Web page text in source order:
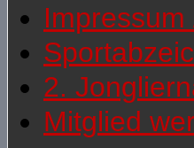
2.
Mitglied